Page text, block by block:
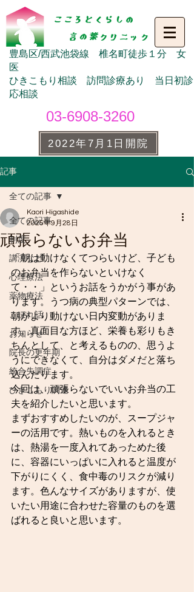
豊島区/西武池袋線 椎名町徒歩１分 女
医
ひきこもり相談 訪問診療あり 当日初診
応相談
03-6908-3260
2022年7月1日開院
記事
全ての記事
制度
講演など
心理療法
薬物療法
こぼれ話
お知らせ
院長の更年期
統合失調症
ひきこもり関連
全ての記事
頑張らないお弁当
Kaori Higashide
2025年9月28日
「朝は動けなくてつらいけど、子ども
のお弁当を作らないといけなく
て・・」というお話をうかがう事があ
ります。うつ病の典型パターンでは、
朝がより動けない日内変動がありま
す。真面目な方ほど、栄養も彩りもき
ちんとして、と考えるものの、思うよ
うにできなくて、自分はダメだと落ち
込んだります。
今回は、頑張らないでいいお弁当の工
夫を紹介したいと思います。
まずおすすめしたいのが、スープジャ
ーの活用です。熱いものを入れるとき
は、熱湯を一度入れてあっためた後
に、容器にいっぱいに入れると温度が
下がりにくく、食中毒のリスクが減り
ます。色んなサイズがありますが、使
いたい用途に合わせた容量のものを選
ばれると良いと思います。